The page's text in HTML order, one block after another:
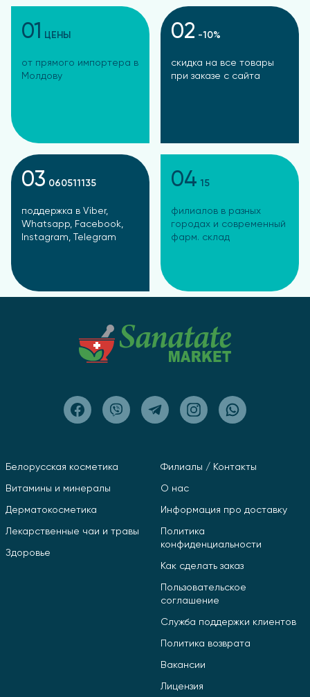
01 ЦЕНЫ
от прямого импортера в
Молдову
02 -10%
скидка на все товары
при заказе с сайта
03 060511135
поддержка в Viber,
Whatsapp, Facebook,
Instagram, Telegram
04 15
филиалов в разных
городах и современный
фарм. склад
Белорусская косметика
Витамины и минералы
Дерматокосметика
Лекарственные чаи и травы
Здоровье
Филиалы / Контакты
О нас
Информация про доставку
Политика
конфиденциальности
Как сделать заказ
Пользовательское
соглашение
Служба поддержки клиентов
Политика возврата
Вакансии
Лицензия